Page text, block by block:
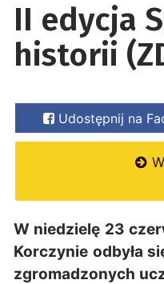
II edycja
historii
Udostępnij na
W niedzielę 23
Korczynie odbyła
zgromadzonych